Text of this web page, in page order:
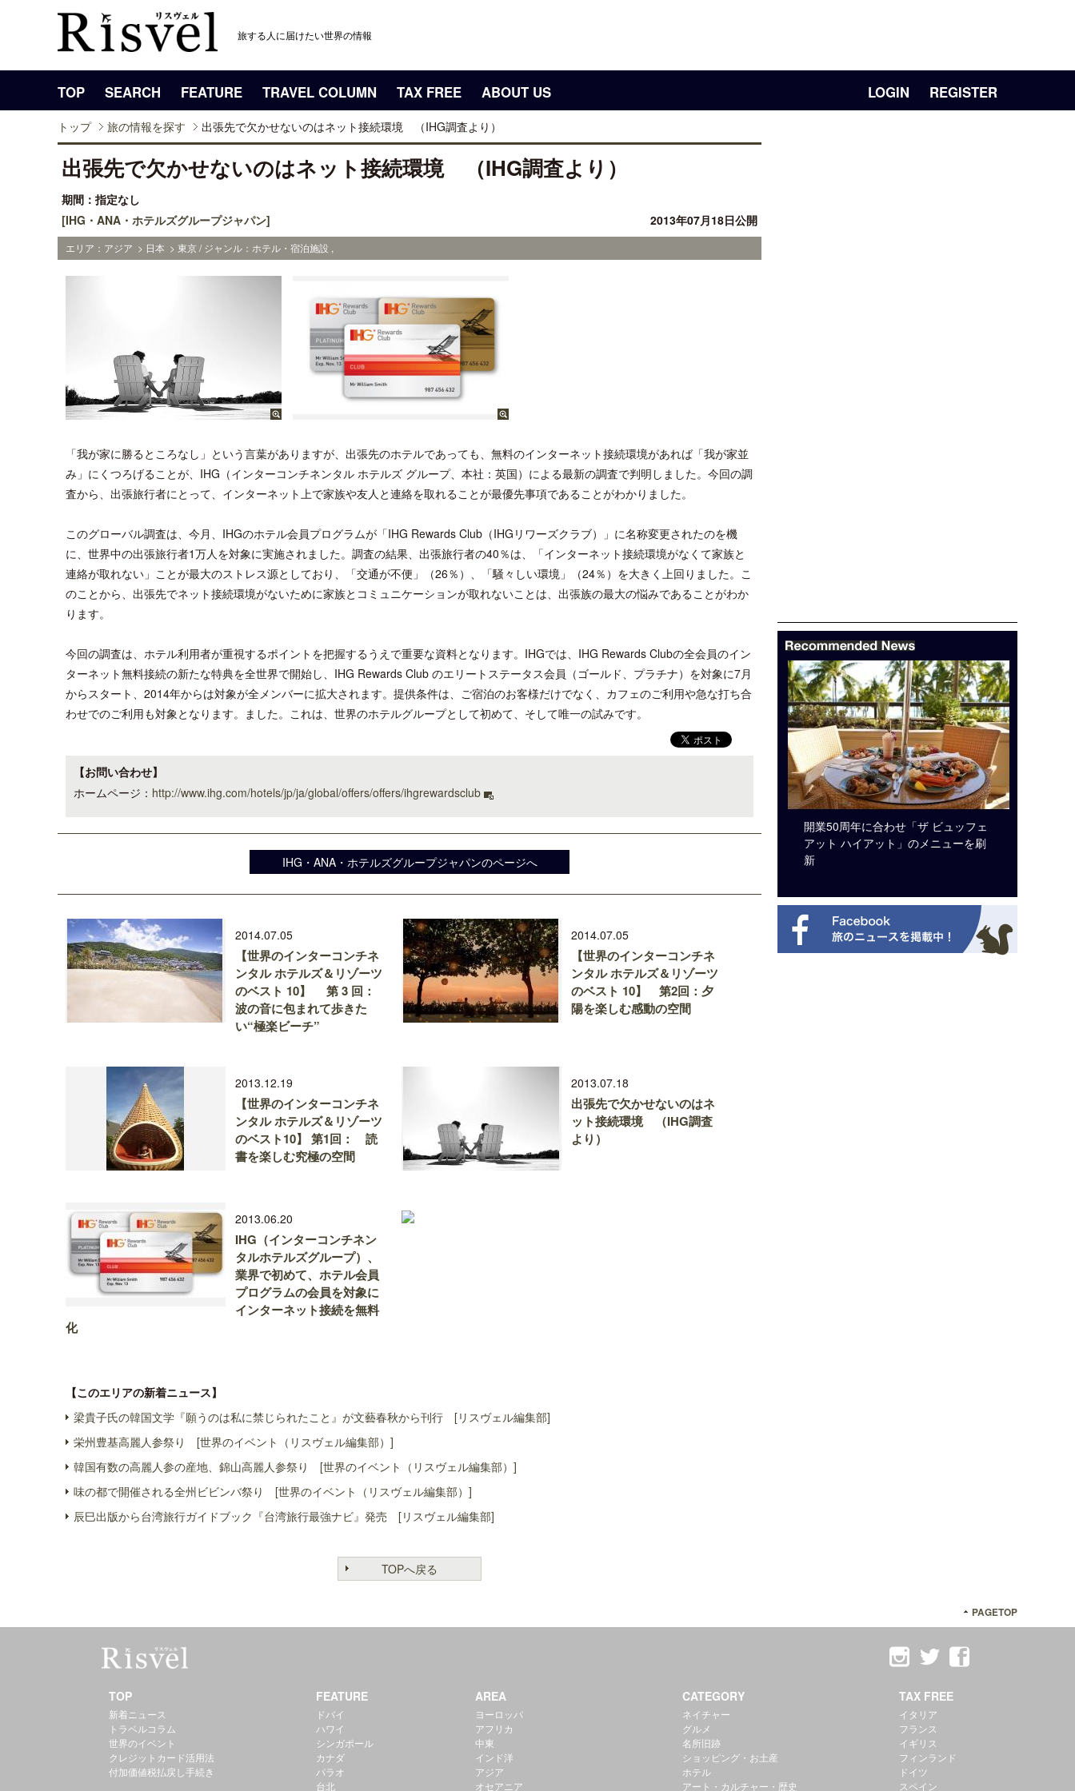
旅する人に届けたい世界の情報
TOP SEARCH FEATURE TRAVEL COLUMN TAX FREE ABOUT US LOGIN REGISTER
トップ 旅の情報を探す 出張先で欠かせないのはネット接続環境 （IHG調査より）
出張先で欠かせないのはネット接続環境 （IHG調査より）
期間：指定なし
[IHG・ANA・ホテルズグループジャパン]
2013年07月18日公開
エリア：アジア > 日本 > 東京 / ジャンル：ホテル・宿泊施設 ,
「我が家に勝るところなし」という言葉がありますが、出張先のホテルであっても、無料のインターネット接続環境があれば「我が家並
み」にくつろげることが、IHG（インターコンチネンタル ホテルズ グループ、本社：英国）による最新の調査で判明しました。今回の調
査から、出張旅行者にとって、インターネット上で家族や友人と連絡を取れることが最優先事項であることがわかりました。
このグローバル調査は、今月、IHGのホテル会員プログラムが「IHG Rewards Club（IHGリワーズクラブ）」に名称変更されたのを機
に、世界中の出張旅行者1万人を対象に実施されました。調査の結果、出張旅行者の40％は、「インターネット接続環境がなくて家族と
連絡が取れない」ことが最大のストレス源としており、「交通が不便」（26％）、「騒々しい環境」（24％）を大きく上回りました。こ
のことから、出張先でネット接続環境がないために家族とコミュニケーションが取れないことは、出張族の最大の悩みであることがわか
ります。
今回の調査は、ホテル利用者が重視するポイントを把握するうえで重要な資料となります。IHGでは、IHG Rewards Clubの全会員のイン
ターネット無料接続の新たな特典を全世界で開始し、IHG Rewards Club のエリートステータス会員（ゴールド、プラチナ）を対象に7月
からスタート、2014年からは対象が全メンバーに拡大されます。提供条件は、ご宿泊のお客様だけでなく、カフェのご利用や急な打ち合
わせでのご利用も対象となります。ました。これは、世界のホテルグループとして初めて、そして唯一の試みです。
【お問い合わせ】
ホームページ： http://www.ihg.com/hotels/jp/ja/global/offers/offers/ihgrewardsclub
IHG・ANA・ホテルズグループジャパンのページへ
2014.07.05
【世界のインターコンチネ
ンタル ホテルズ＆リゾーツ
のベスト 10】 第 3 回：
波の音に包まれて歩きた
い“極楽ビーチ”
2014.07.05
【世界のインターコンチネ
ンタル ホテルズ＆リゾーツ
のベスト 10】 第2回：夕
陽を楽しむ感動の空間
2013.12.19
【世界のインターコンチネ
ンタル ホテルズ＆リゾーツ
のベスト10】 第1回： 読
書を楽しむ究極の空間
2013.07.18
出張先で欠かせないのはネ
ット接続環境 （IHG調査
より）
2013.06.20
IHG（インターコンチネン
タルホテルズグループ）、
業界で初めて、ホテル会員
プログラムの会員を対象に
インターネット接続を無料
化
【このエリアの新着ニュース】
梁貴子氏の韓国文学『願うのは私に禁じられたこと』が文藝春秋から刊行 [リスヴェル編集部]
栄州豊基高麗人参祭り [世界のイベント（リスヴェル編集部）]
韓国有数の高麗人参の産地、錦山高麗人参祭り [世界のイベント（リスヴェル編集部）]
味の都で開催される全州ビビンバ祭り [世界のイベント（リスヴェル編集部）]
辰巳出版から台湾旅行ガイドブック『台湾旅行最強ナビ』発売 [リスヴェル編集部]
TOPへ戻る
開業50周年に合わせ「ザ ビュッフェ
アット ハイアット」のメニューを刷
新
PAGETOP
TOP
新着ニュース
トラベルコラム
世界のイベント
クレジットカード活用法
付加価値税払戻し手続き
FEATURE
ドバイ
ハワイ
シンガポール
カナダ
パラオ
台北
AREA
ヨーロッパ
アフリカ
中東
インド洋
アジア
オセアニア
CATEGORY
ネイチャー
グルメ
名所旧跡
ショッピング・お土産
ホテル
アート・カルチャー・歴史
TAX FREE
イタリア
フランス
イギリス
フィンランド
ドイツ
スペイン